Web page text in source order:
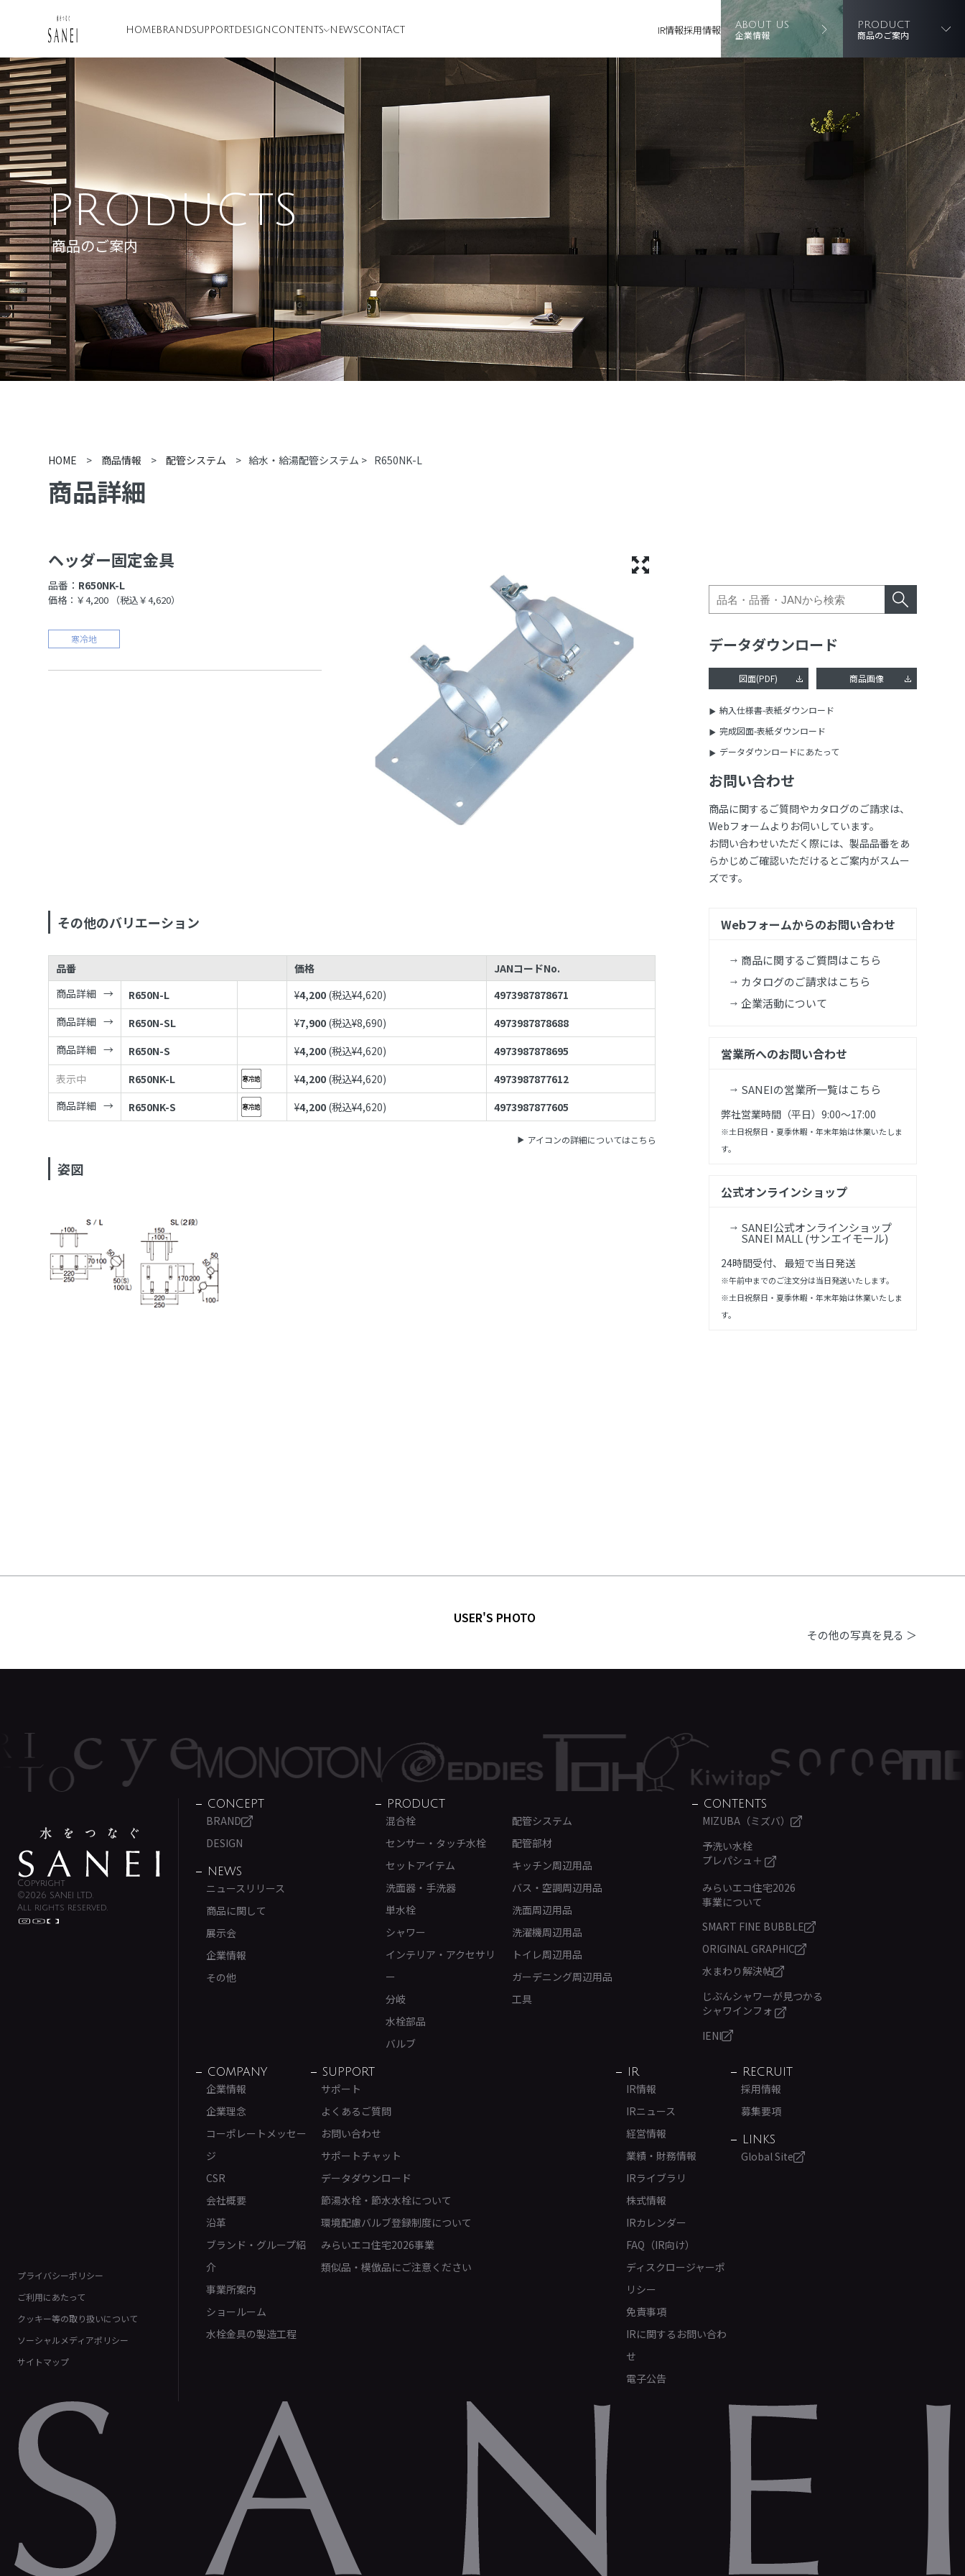
HOME BRANDSUPPORT DESIGN CONTENTS NEWSCONTACT IR情報採用情報 ABOUT US
企業情報
PRODUCT
商品のご案内
PRODUCTS
商品のご案内
HOME > 商品情報 > 配管システム > 給水・給湯配管システム > R650NK-L
商品詳細
ヘッダー固定金具
品番： R650NK-L
価格：￥4,200 （税込￥4,620）
寒冷地
その他のバリエーション
品番 価格
JANコードNo.
商品詳細
R650N-L ¥4,200 (税込¥4,620)
4973987878671
商品詳細
R650N-SL ¥7,900 (税込¥8,690)
4973987878688
商品詳細
R650N-S ¥4,200 (税込¥4,620)
4973987878695
表示中
R650NK-L ¥4,200 (税込¥4,620)
4973987877612
商品詳細
R650NK-S ¥4,200 (税込¥4,620) 4973987877605
アイコンの詳細についてはこちら
姿図
データダウンロード
図面(PDF) 商品画像
納入仕様書-表紙ダウンロード
完成図面-表紙ダウンロード
データダウンロードにあたって
お問い合わせ
商品に関するご質問やカタログのご請求は、
Webフォームよりお伺いしています。
お問い合わせいただく際には、製品品番をあ
らかじめご確認いただけるとご案内がスムー
ズです。
Webフォームからのお問い合わせ
商品に関するご質問はこちら
カタログのご請求はこちら
企業活動について
営業所へのお問い合わせ
SANEIの営業所一覧はこちら
弊社営業時間（平日）9:00～17:00
※土日祝祭日・夏季休暇・年末年始は休業いたしま
す。
公式オンラインショップ
SANEI公式オンラインショップ
SANEI MALL (サンエイモール)
24時間受付、 最短で当日発送
※午前中までのご注文分は当日発送いたします。
※土日祝祭日・夏季休暇・年末年始は休業いたしま
す。
USER'S PHOTO
その他の写真を見る ＞
Copyright
©2026 SANEI LTD.
All rights reserved.
プライバシーポリシー
ご利用にあたって
クッキー等の取り扱いについて
ソーシャルメディアポリシー
サイトマップ
CONCEPT
BRAND
DESIGN
NEWS
ニュースリリース
商品に関して
展示会
企業情報
その他
PRODUCT
混合栓
センサー・タッチ水栓
セットアイテム
洗面器・手洗器
単水栓
シャワー
インテリア・アクセサリ
ー
分岐
水栓部品
バルブ
配管システム
配管部材
キッチン周辺用品
バス・空調周辺用品
洗面周辺用品
洗濯機周辺用品
トイレ周辺用品
ガーデニング周辺用品
工具
CONTENTS
MIZUBA（ミズバ）
予洗い水栓
プレパシュ＋
みらいエコ住宅2026
事業について
SMART FINE BUBBLE
ORIGINAL GRAPHIC
水まわり解決帖
じぶんシャワーが見つかる
シャワインフォ
IENI
COMPANY
企業情報
企業理念
コーポレートメッセー
ジ
CSR
会社概要
沿革
ブランド・グループ紹
介
事業所案内
ショールーム
水栓金具の製造工程
SUPPORT
サポート
よくあるご質問
お問い合わせ
サポートチャット
データダウンロード
節湯水栓・節水水栓について
環境配慮バルブ登録制度について
みらいエコ住宅2026事業
類似品・模倣品にご注意ください
IR
IR情報
IRニュース
経営情報
業績・財務情報
IRライブラリ
株式情報
IRカレンダー
FAQ（IR向け）
ディスクロージャーポ
リシー
免責事項
IRに関するお問い合わ
せ
電子公告
RECRUIT
採用情報
募集要項
LINKS
Global Site